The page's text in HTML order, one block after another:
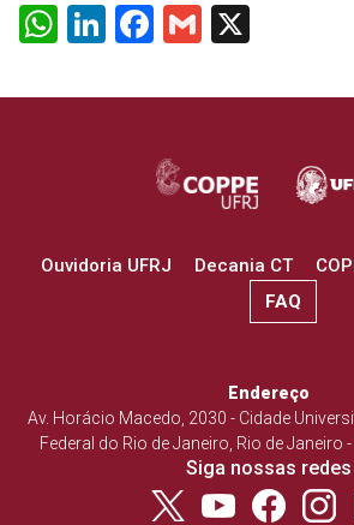
WhatsApp
LinkedIn
Facebook
Gmail
Ouvidoria UFRJ Decania CT
FAQ
Endereço
Av. Horácio Macedo, 2030 - Cidade
Federal do Rio de Janeiro, Rio de Janeiro
Siga nossas redes